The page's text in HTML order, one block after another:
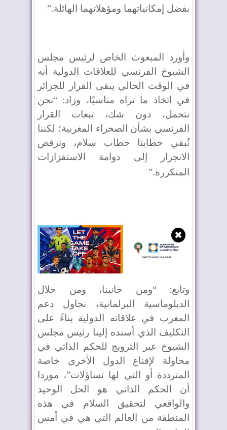
بفضل إمكانياتهما ومؤهلاتهما الهائلة”.
وأورد المبعوث الخاص لرئيس مجلس
الشيوخ الفرنسي للعلاقات الدولية أنه
في الوقت الحالي يبقى القرار للجزائر
في اتخاذ ما تراه مناسبًا، وزاد: “نحن
نتحمل، دون شك، تبعات القرار
الفرنسي بشأن الصحراء المغربية؛ لكننا
نُبقي خطابنا خطاب سلام، ونرفض
الانجرار إلى دوامة الاستفزازات
المتكررة”.
✖
وتابع: “ومن جانبنا، ومن خلال
الدبلوماسية البرلمانية، نحاول دعم
المغرب في علاقاته الدولية بناءً على
التكليف الذي أسنده إلينا رئيس مجلس
الشيوخ عبر الترويج للحكم الذاتي في
محاولة لإقناع الدول الأخرى خاصة
المترددة أو التي لها تساؤلات”، موردا
أن الحكم الذاتي هو الحل الوحيد
والواقعي لتحقيق السلام في هذه
المنطقة من العالم التي هي في أمس